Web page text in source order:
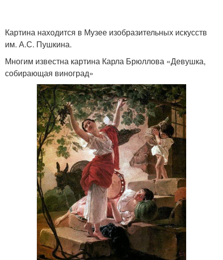
Картина находится в Музее изобразительных искусств
им. А.С. Пушкина.
Многим известна картина Карла Брюллова «Девушка,
собирающая виноград»